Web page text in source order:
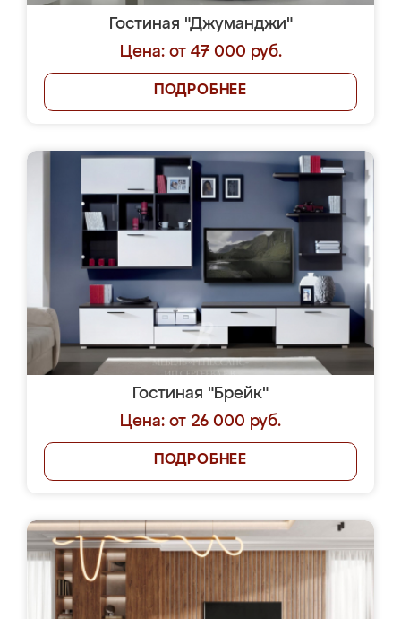
Гостиная "Джуманджи"
Цена: от 47 000 руб.
ПОДРОБНЕЕ
Гостиная "Брейк"
Цена: от 26 000 руб.
ПОДРОБНЕЕ